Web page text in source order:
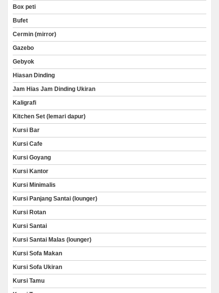
Box peti
Bufet
Cermin (mirror)
Gazebo
Gebyok
Hiasan Dinding
Jam Hias Jam Dinding Ukiran
Kaligrafi
Kitchen Set (lemari dapur)
Kursi Bar
Kursi Cafe
Kursi Goyang
Kursi Kantor
Kursi Minimalis
Kursi Panjang Santai (lounger)
Kursi Rotan
Kursi Santai
Kursi Santai Malas (lounger)
Kursi Sofa Makan
Kursi Sofa Ukiran
Kursi Tamu